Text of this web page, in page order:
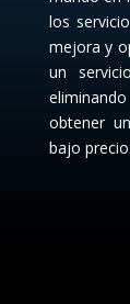
los
mejora y
un
obtener
bajo precio.